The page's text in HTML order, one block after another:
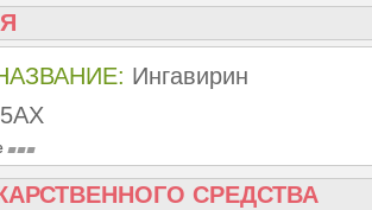
Ингавирин
СРЕДСТВА